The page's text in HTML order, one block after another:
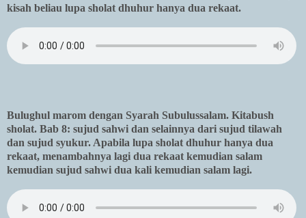
kisah beliau lupa sholat dhuhur hanya dua rekaat.
Bulughul marom dengan Syarah Subulussalam. Kitabush
sholat. Bab 8: sujud sahwi dan selainnya dari sujud tilawah
dan sujud syukur. Apabila lupa sholat dhuhur hanya dua
rekaat, menambahnya lagi dua rekaat kemudian salam
kemudian sujud sahwi dua kali kemudian salam lagi.